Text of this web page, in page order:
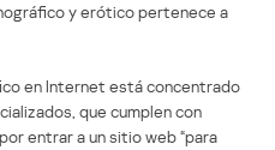
y erótico pertenece a
en Internet está concentrado
que cumplen con
entrar a un sitio web “para